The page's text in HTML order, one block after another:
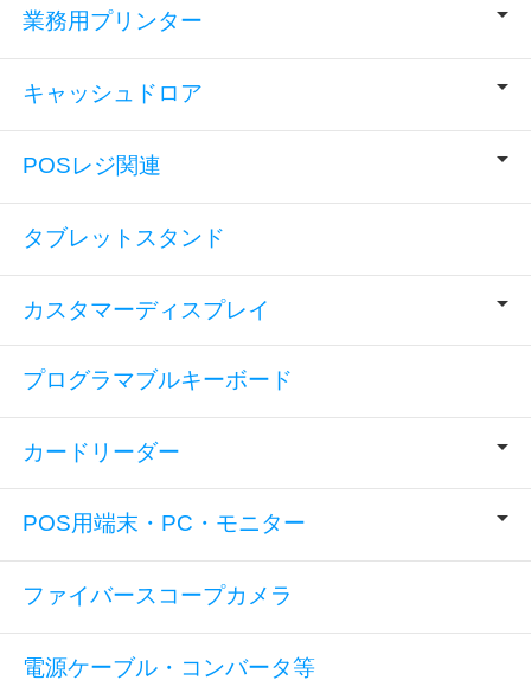
業務用プリンター
キャッシュドロア
POSレジ関連
タブレットスタンド
カスタマーディスプレイ
プログラマブルキーボード
カードリーダー
POS用端末・PC・モニター
ファイバースコープカメラ
電源ケーブル・コンバータ等